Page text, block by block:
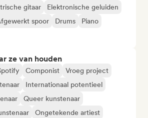
gitaar
Elektronische geluiden
spoor Drums
Piano
ze van houden
Componist
Vroeg project
Internationaal potentieel
Queer kunstenaar
Ongetekende artiest